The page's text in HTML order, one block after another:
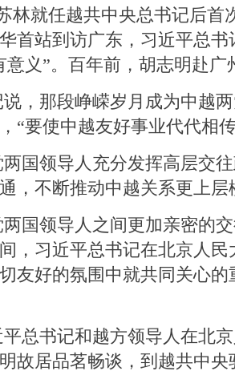
林就任越共中央总书记后首
首站到访广东，习近平总
意义”。百年前，胡志明赴广
，那段峥嵘岁月成为中越
“要使中越友好事业代代相
国领导人充分发挥高层交
，不断推动中越关系更上层
国领导人之间更加亲密的
，习近平总书记在北京人
友好的氛围中就共同关心
总书记和越方领导人在北
故居品茗畅谈，到越共中